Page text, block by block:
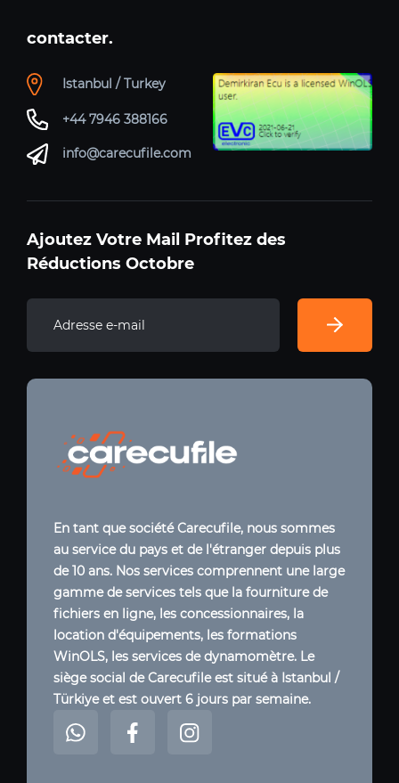
contacter.
Istanbul / Turkey
+44 7946 388166
info@carecufile.com
Ajoutez Votre Mail Profitez des
Réductions Octobre
En tant que société Carecufile, nous sommes
au service du pays et de l'étranger depuis plus
de 10 ans. Nos services comprennent une large
gamme de services tels que la fourniture de
fichiers en ligne, les concessionnaires, la
location d'équipements, les formations
WinOLS, les services de dynamomètre. Le
siège social de Carecufile est situé à Istanbul /
Türkiye et est ouvert 6 jours par semaine.